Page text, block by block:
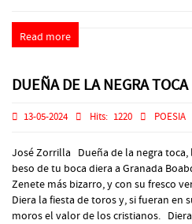
Read more
DUEÑA DE LA NEGRA TOCA
13-05-2024 Hits: 1220 POESIA
José Zorrilla Dueña de la negra
beso de tu boca diera a Granada
Zenete más bizarro, y con su fresco
Diera la fiesta de toros y, si fueran en
moros el valor de los cristianos.